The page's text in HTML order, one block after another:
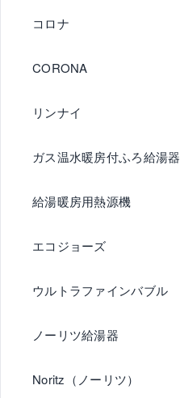
コロナ
CORONA
リンナイ
ガス温水暖房付ふろ給湯器
給湯暖房用熱源機
エコジョーズ
ウルトラファインバブル
ノーリツ給湯器
Noritz（ノーリツ）